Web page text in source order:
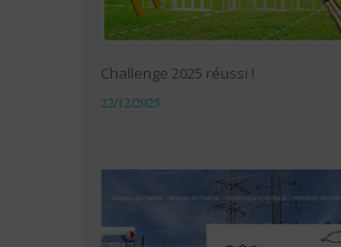
Challenge 2025 réussi !
22/12/2025